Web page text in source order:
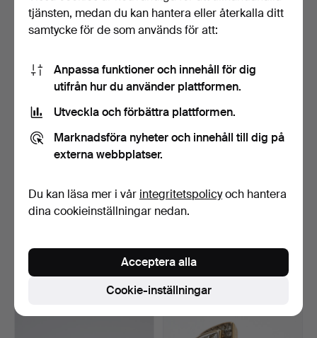
Klubbades 17 jan 2026
368 USD
Klubbades 17 jan 2026
11 bud
169 USD
RING, 3 i 1, 14K guld,
946 USD
BOSS Armbandsur, stål,
16 bud
158 USD
tjänsten, medan du kan hantera eller återkalla ditt
samtycke för de som används för att:
Anpassa funktioner och innehåll för dig
utifrån hur du använder plattformen.
Utveckla och förbättra plattformen.
Marknadsföra nyheter och innehåll till dig på
externa webbplatser.
Du kan läsa mer i vår integritetspolicyoch hantera
dina cookieinställningar nedan.
Cookie-inställningar
Acceptera alla